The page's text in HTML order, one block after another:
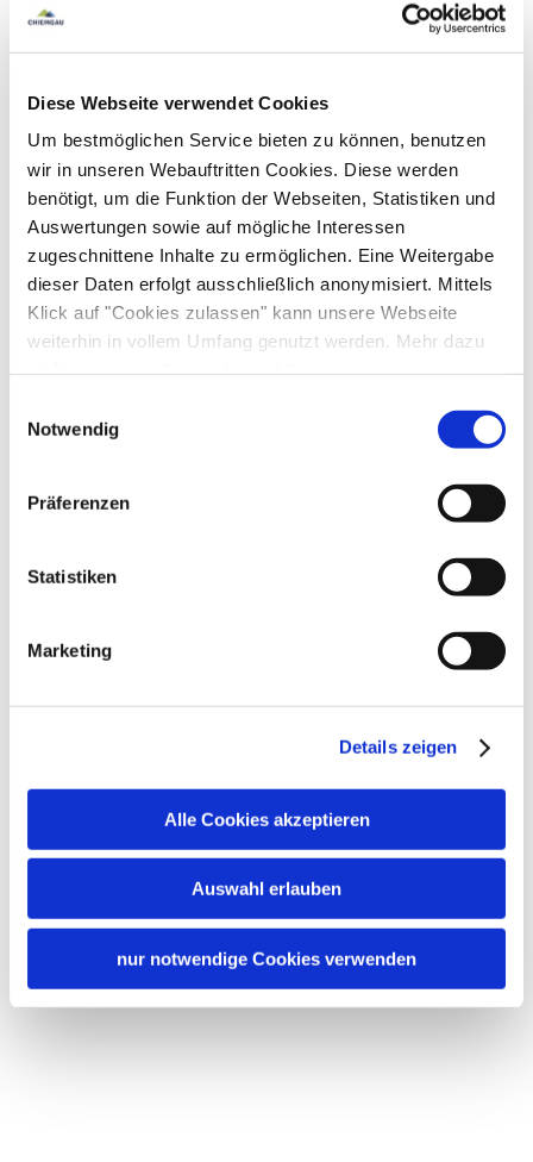
Diese Webseite verwendet Cookies
Um bestmöglichen Service bieten zu können, benutzen
wir in unseren Webauftritten Cookies. Diese werden
benötigt, um die Funktion der Webseiten, Statistiken und
Auswertungen sowie auf mögliche Interessen
zugeschnittene Inhalte zu ermöglichen. Eine Weitergabe
dieser Daten erfolgt ausschließlich anonymisiert. Mittels
Klick auf "Cookies zulassen" kann unsere Webseite
weiterhin in vollem Umfang genutzt werden. Mehr dazu
steht in unserer Datenschutzerklärung.
gelistet.
Notwendig
Präferenzen
Statistiken
Marketing
Details zeigen
Alle Cookies akzeptieren
Auswahl erlauben
nur notwendige Cookies verwenden